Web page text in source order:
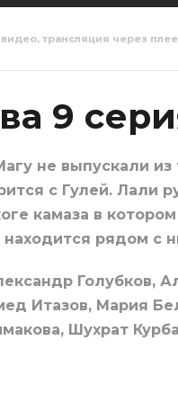
серия
трансляция через
9
не выпускали
с Гулей. Лали
камаза в
рядом с
Голубков,
Итазов, Мария
Шухрат